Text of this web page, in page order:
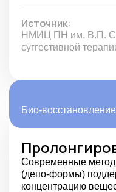
Источник:
НМИЦ ПН им. В.П.
суггестивной
Био-восстановление
Современные
(депо-формы)
концентрацию